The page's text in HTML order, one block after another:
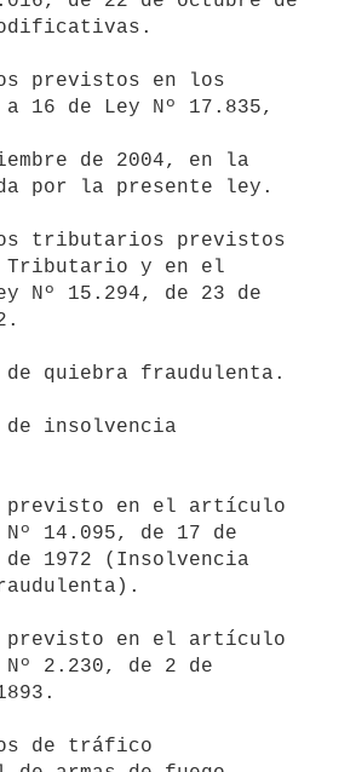
previstos en los
16 de Ley Nº 17.835,
por la presente ley.
tributarios previstos
Tributario y en el
quiebra fraudulenta.
insolvencia
en el artículo
14.095, de 17 de
en el artículo
2.230, de 2 de
de tráfico